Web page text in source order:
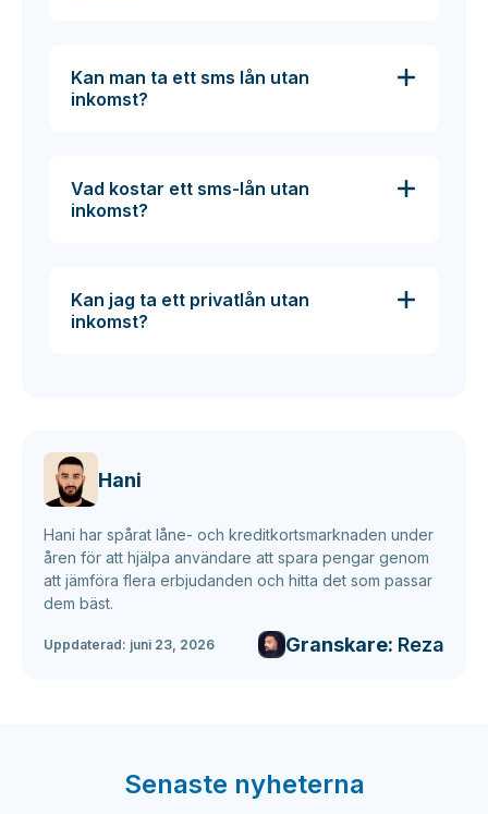
Kan man ta ett sms lån utan
inkomst?
Vad kostar ett sms-lån utan
inkomst?
Kan jag ta ett privatlån utan
inkomst?
Hani
Hani har spårat låne- och kreditkortsmarknaden under
åren för att hjälpa användare att spara pengar genom
att jämföra flera erbjudanden och hitta det som passar
dem bäst.
Uppdaterad: juni 23, 2026 Granskare: Reza
Senaste nyheterna